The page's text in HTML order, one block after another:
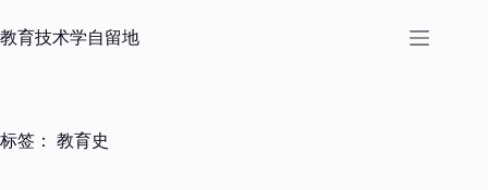
过
教育技术学自留地
标签： 教育史